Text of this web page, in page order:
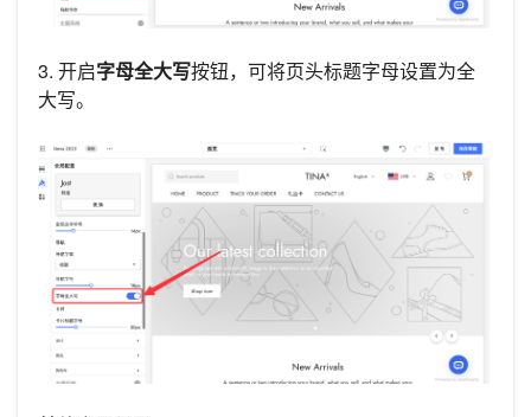
3. 开启字母全大写按钮，可将页头标题字母设置为全
大写。